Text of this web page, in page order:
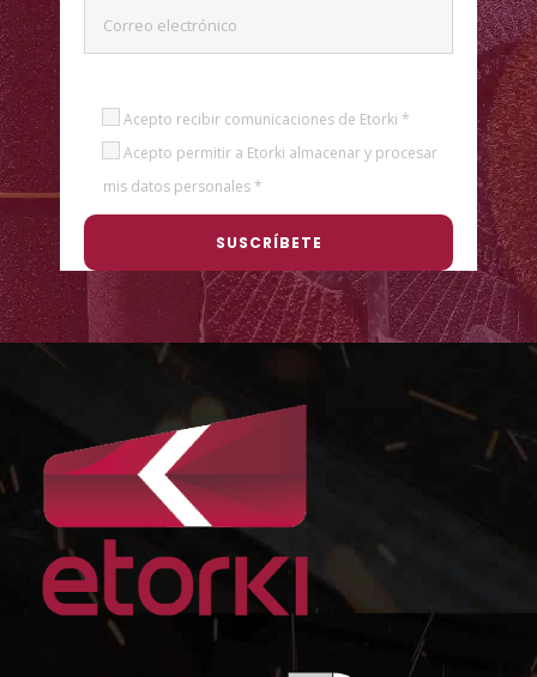
Acepto recibir comunicaciones de Etorki *
Acepto permitir a Etorki almacenar y procesar
mis datos personales *